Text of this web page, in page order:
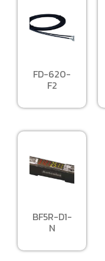
FD-620-
F2
BF5R-D1-
N